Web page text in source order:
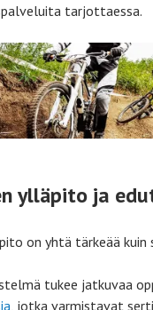
tarjottaessa.
ylläpito ja
on yhtä tärkeää kuin
tukee jatkuvaa
, jotka varmistavat